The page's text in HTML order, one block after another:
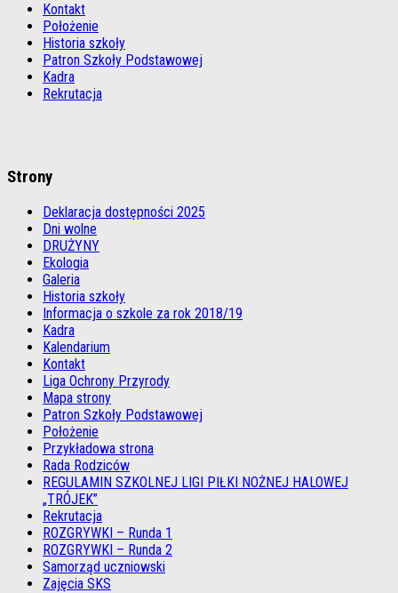
Kontakt
Położenie
Historia szkoły
Patron Szkoły Podstawowej
Kadra
Rekrutacja
Strony
Deklaracja dostępności 2025
Dni wolne
DRUŻYNY
Ekologia
Galeria
Historia szkoły
Informacja o szkole za rok 2018/19
Kadra
Kalendarium
Kontakt
Liga Ochrony Przyrody
Mapa strony
Patron Szkoły Podstawowej
Położenie
Przykładowa strona
Rada Rodziców
REGULAMIN SZKOLNEJ LIGI PIŁKI NOŻNEJ HALOWEJ
„TRÓJEK”
Rekrutacja
ROZGRYWKI – Runda 1
ROZGRYWKI – Runda 2
Samorząd uczniowski
Zajęcia SKS